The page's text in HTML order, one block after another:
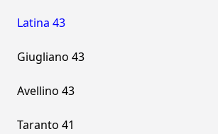
Latina 43
Giugliano 43
Avellino 43
Taranto 41